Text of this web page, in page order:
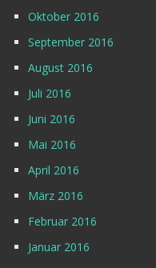
Oktober 2016
September 2016
August 2016
Juli 2016
Juni 2016
Mai 2016
April 2016
März 2016
Februar 2016
Januar 2016